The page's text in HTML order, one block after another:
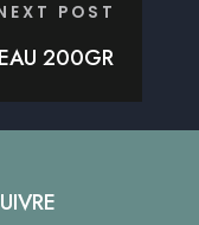
POST
200GR